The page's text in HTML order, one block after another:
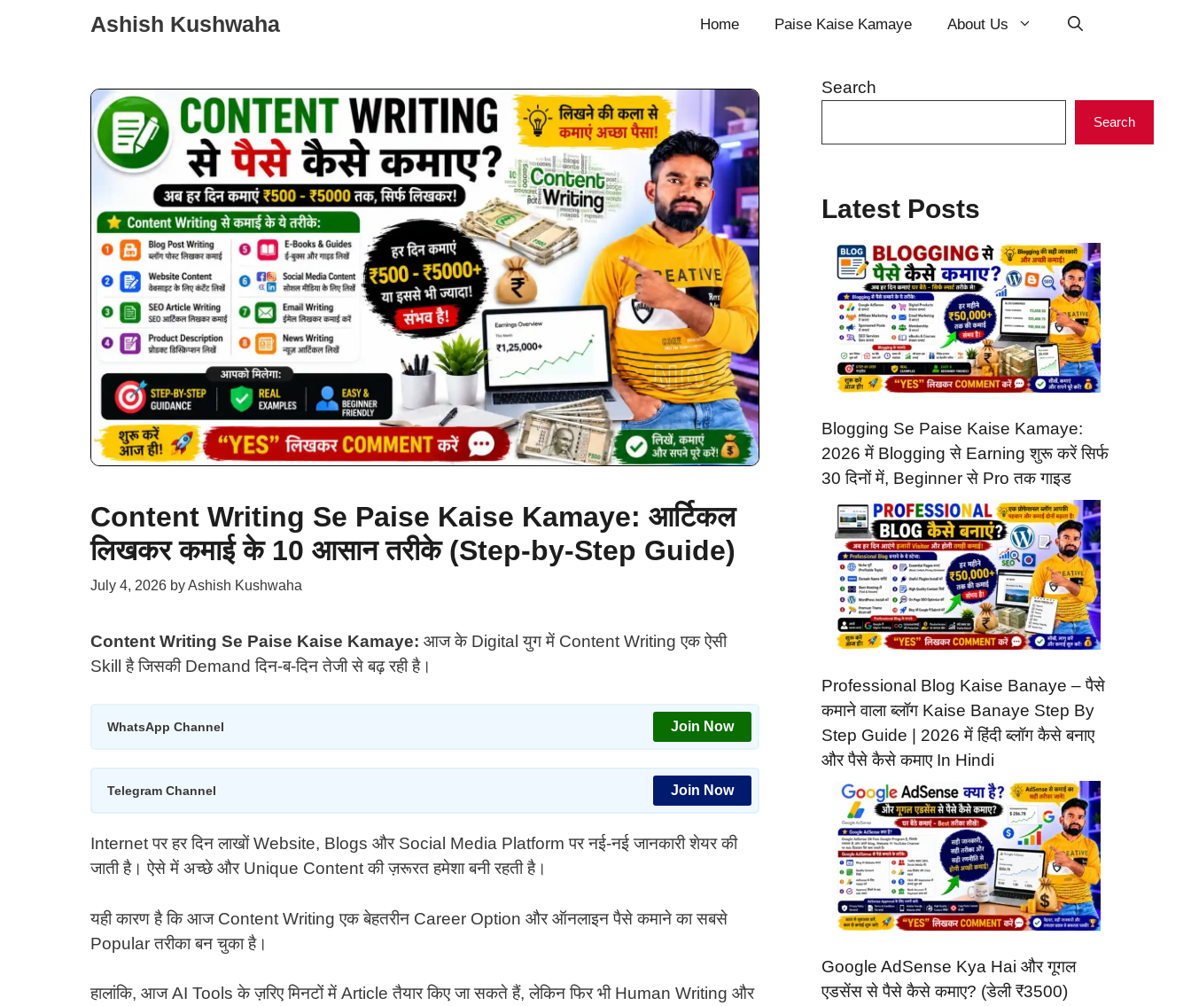
Ashish Kushwaha Home Paise Kaise Kamaye About Us
Content Writing Se Paise Kaise Kamaye: आर्टिकल
लिखकर कमाई के 10 आसान तरीके (Step-by-Step Guide)
July 4, 2026 byAshish Kushwaha
Content Writing Se Paise Kaise Kamaye: आज के Digital युग में Content Writing एक ऐसी
Skill है जिसकी Demand दिन-ब-दिन तेजी से बढ़ रही है।
WhatsApp Channel Join Now
Telegram Channel Join Now
Internet पर हर दिन लाखों Website, Blogs और Social Media Platform पर नई-नई जानकारी शेयर की
जाती है। ऐसे में अच्छे और Unique Content की ज़रूरत हमेशा बनी रहती है।
यही कारण है कि आज Content Writing एक बेहतरीन Career Option और ऑनलाइन पैसे कमाने का सबसे
Popular तरीका बन चुका है।
हालांकि, आज AI Tools के ज़रिए मिनटों में Article तैयार किए जा सकते हैं, लेकिन फिर भी Human Writing और
Search
Search
Latest Posts
Blogging Se Paise Kaise Kamaye:
2026 में Blogging से Earning शुरू करें सिर्फ
30 दिनों में, Beginner से Pro तक गाइड
Professional Blog Kaise Banaye – पैसे
कमाने वाला ब्लॉग Kaise Banaye Step By
Step Guide | 2026 में हिंदी ब्लॉग कैसे बनाए
और पैसे कैसे कमाए In Hindi
Google AdSense Kya Hai और गूगल
एडसेंस से पैसे कैसे कमाए? (डेली ₹3500)